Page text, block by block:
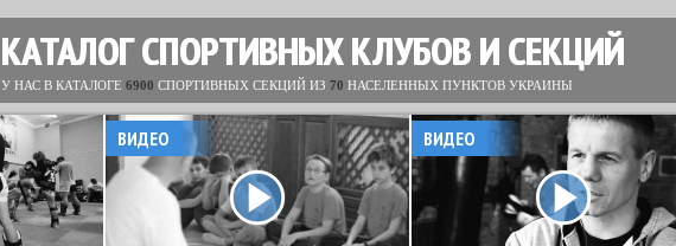
КАТАЛОГ СПОРТИВНЫХ КЛУБОВ И СЕКЦИЙ
У НАС В КАТАЛОГЕ 6900 СПОРТИВНЫХ СЕКЦИЙ ИЗ 70 НАСЕЛЕННЫХ ПУНКТОВ УКРАИНЫ
ВИДЕО ВИДЕО